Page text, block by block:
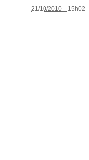
21/10/2010 – 15h02